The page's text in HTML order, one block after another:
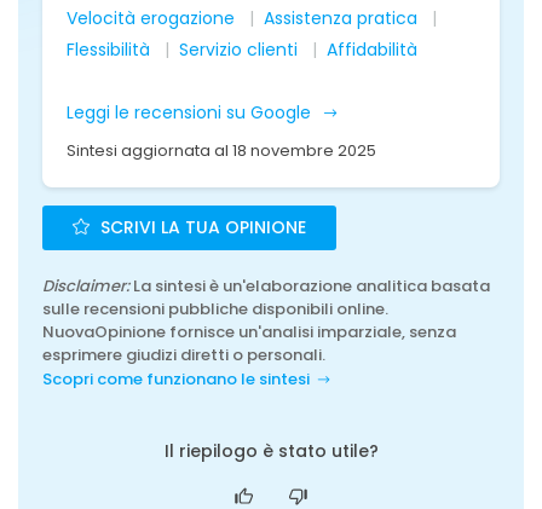
Velocità erogazione
Assistenza pratica
Flessibilità
Servizio clienti Affidabilità
Leggi le recensioni su Google
Sintesi aggiornata al 18 novembre 2025
SCRIVI LA TUA OPINIONE
Disclaimer:La sintesi è un'elaborazione analitica basata
sulle recensioni pubbliche disponibili online.
NuovaOpinione fornisce un'analisi imparziale, senza
esprimere giudizi diretti o personali.
Scopri come funzionano le sintesi
Il riepilogo è stato utile?